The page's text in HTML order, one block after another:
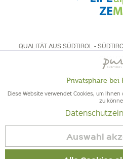
QUALITÄT AUS SÜDTIROL -
Vertrag
Privatsphäre bei
Diese Website verwendet Cookies, um
zu
Auswahl